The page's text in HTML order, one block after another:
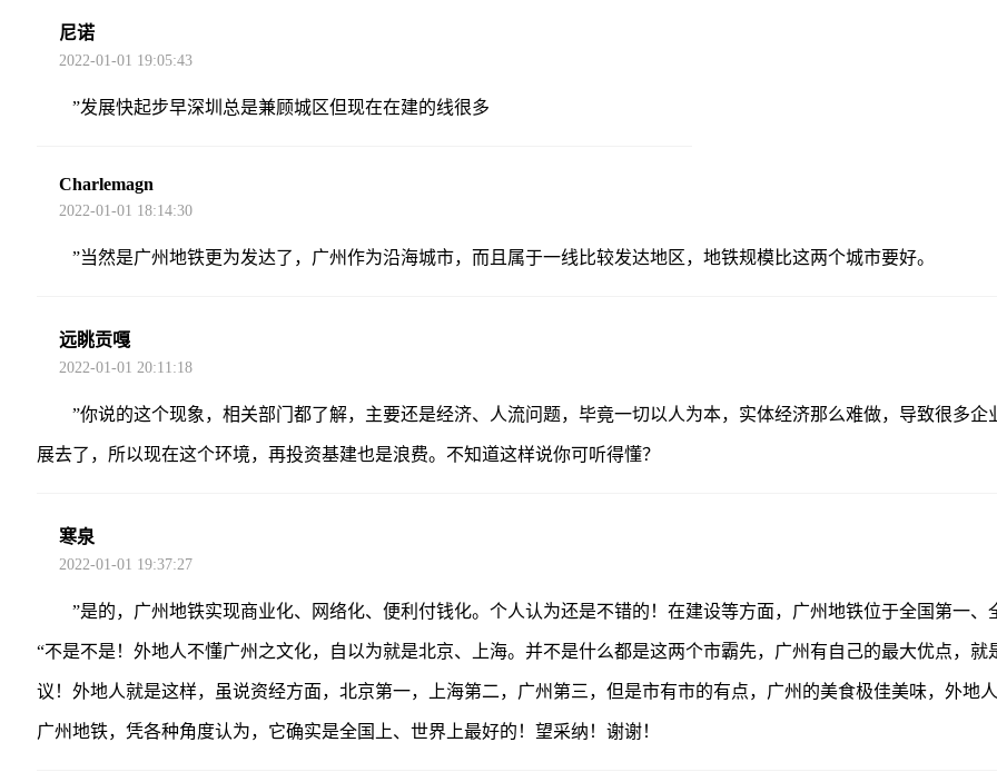
尼诺
2022-01-01 19:05:43
”发展快起步早深圳总是兼顾城区但现在在建的线很多
Charlemagn
2022-01-01 18:14:30
”当然是广州地铁更为发达了，广州作为沿海城市，而且属于一线比较发达地区，地铁规模比这两个城市要好。
远眺贡嘎
2022-01-01 20:11:18
”你说的这个现象，相关部门都了解，主要还是经济、人流问题，毕竟一切以人为本，实体经济那么难做，导致很多
展去了，所以现在这个环境，再投资基建也是浪费。不知道这样说你可听得懂？
寒泉
2022-01-01 19:37:27
”是的，广州地铁实现商业化、网络化、便利付钱化。个人认为还是不错的！在建设等方面，广州地铁位于全国第一
“不是不是！外地人不懂广州之文化，自以为就是北京、上海。并不是什么都是这两个市霸先，广州有自己的最大优点，
议！外地人就是这样，虽说资经方面，北京第一，上海第二，广州第三，但是市有市的有点，广州的美食极佳美味，外地
广州地铁，凭各种角度认为，它确实是全国上、世界上最好的！望采纳！谢谢！